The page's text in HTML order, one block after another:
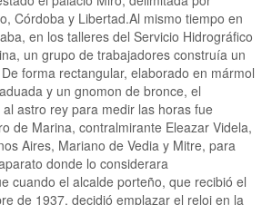
Córdoba y Libertad.Al mismo tiempo en
en los talleres del Servicio Hidrográfico
un grupo de trabajadores construía un
forma rectangular, elaborado en mármol
y un gnomon de bronce, el
astro rey para medir las horas fue
de Marina, contralmirante Eleazar Videla,
Aires, Mariano de Vedia y Mitre, para
donde lo considerara
cuando el alcalde porteño, que recibió el
de 1937, decidió emplazar el reloj en la